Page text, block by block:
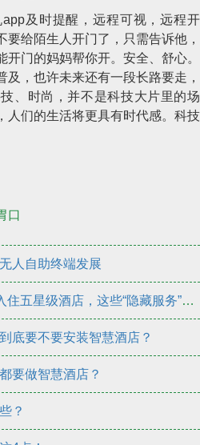
及时提醒，远程可视，远程开
给陌生人开门了，只需告诉他，
门的妈妈帮你开。安全、舒心。
，也许未来还有一段长路要走，
、时尚，并不是科技大片里的场
人们的生活将更具有时代感。科技
口
人自助终端发展
中科软-不要再“顺东西”了，入住五星级酒店，这些“隐藏服务”更要学会
底要不要安装智慧酒店？
要做智慧酒店？
？